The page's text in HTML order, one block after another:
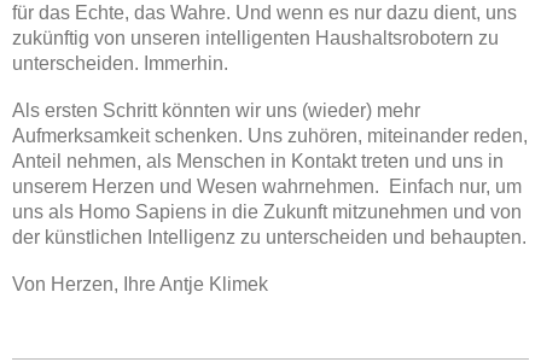
für das Echte, das Wahre. Und wenn es nur dazu dient, uns
zukünftig von unseren intelligenten Haushaltsrobotern zu
unterscheiden. Immerhin.
Als ersten Schritt könnten wir uns (wieder) mehr
Aufmerksamkeit schenken. Uns zuhören, miteinander reden,
Anteil nehmen, als Menschen in Kontakt treten und uns in
unserem Herzen und Wesen wahrnehmen. Einfach nur, um
uns als Homo Sapiens in die Zukunft mitzunehmen und von
der künstlichen Intelligenz zu unterscheiden und behaupten.
Von Herzen, Ihre Antje Klimek